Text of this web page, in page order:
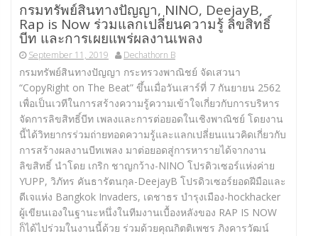
กรมทรัพย์สินทางปัญญา, NINO, DeejayB,
Rap is Now ร่วมแลกเปลี่ยนความรู้ ลิขสิทธิ์
บีท และการเผยแพร่ผลงานเพลง
September 11, 2019 Dechathorn B
กรมทรัพย์สินทางปัญญา กระทรวงพาณิชย์ จัดเสวนา
“CopyRight on The Beat” ขึ้นเมื่อวันเสาร์ที่ 7 กันยายน 2562
เพื่อเป็นเวทีในการสร้างความรู้ความเข้าใจเกี่ยวกับการบริหาร
จัดการลิขสิทธิ์บีท เพลงและการต่อยอดในเชิงพาณิชย์ โดยงาน
นี้ได้วิทยากรร่วมถ่ายทอดความรู้และแลกเปลี่ยนแนวคิดเกี่ยวกับ
การสร้างผลงานบีทเพลง มาต่อยอดสู่การหารายได้จากงาน
ลิขสิทธิ์ นำโดย เกริก ชาญกว้าง-NINO โปรดิวเซอร์แห่งค่าย
YUPP, วิภัทร คันธารัตนกุล-DeejayB โปรดิวเซอร์ยอดฝีมือและ
ดีเจแห่ง Bangkok Invaders, เดชาธร บำรุงเมือง-hockhacker
ผู้เขียนเองในฐานะหนึ่งในทีมงานเบื้องหลังของ RAP IS NOW
ก็ได้ไปร่วมในงานนี้ด้วย ร่วมด้วยคุณกิตติเพชร ภิงคารวัฒน์